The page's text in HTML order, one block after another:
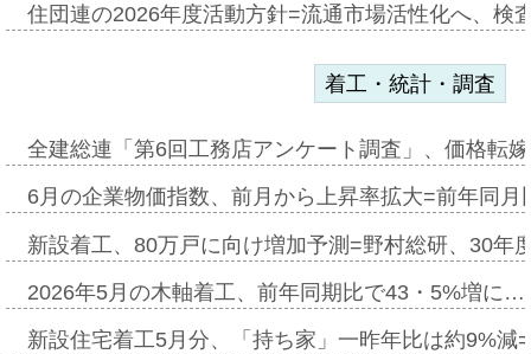
住団連の2026年度活動方針=流通市場活性化へ、検
着工・統計・調査
全建総連「第6回工務店アンケート調査」、価格転
6月の企業物価指数、前月から上昇率拡大=前年同
新設着工、80万戸に向け増加予測=野村総研、30年
2026年5月の木軸着工、前年同期比で43・5%増に…
新設住宅着工5月分、「持ち家」一昨年比は約9%